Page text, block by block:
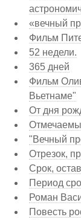
«вечный
Фильм
52 недели.
365 дней
Фильм
Вьетнаме"
От дня
"Вечный
Отрезок,
Срок,
Период
Роман
Повесть